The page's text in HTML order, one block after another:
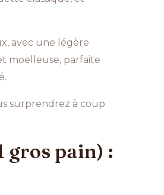
avec une légère
moelleuse, parfaite
surprendrez à coup
gros pain) :